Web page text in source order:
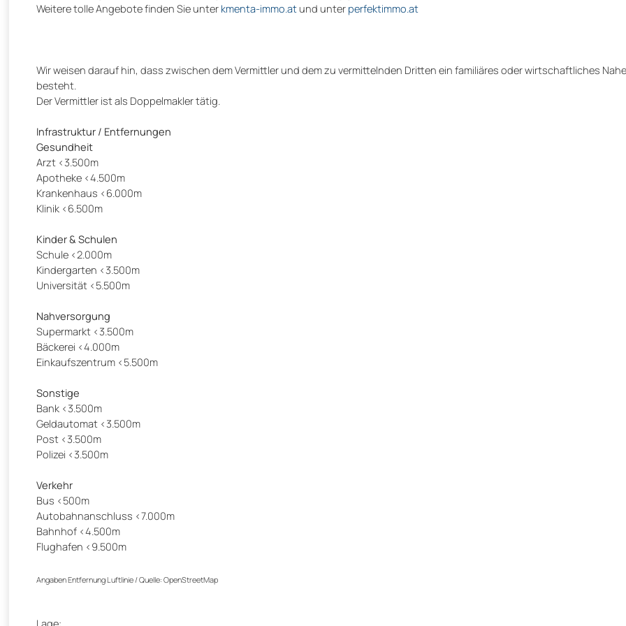
Weitere tolle Angebote finden Sie unter kmenta-immo.atund unter perfektimmo.at
Wir weisen darauf hin, dass zwischen dem Vermittler und dem zu vermittelnden Dritten ein familiäres oder wirtschaftliches
besteht.
Der Vermittler ist als Doppelmakler tätig.
Infrastruktur / Entfernungen
Gesundheit
Arzt <3.500m
Apotheke <4.500m
Krankenhaus <6.000m
Klinik <6.500m
Kinder & Schulen
Schule <2.000m
Kindergarten <3.500m
Universität <5.500m
Nahversorgung
Supermarkt <3.500m
Bäckerei <4.000m
Einkaufszentrum <5.500m
Sonstige
Bank <3.500m
Geldautomat <3.500m
Post <3.500m
Polizei <3.500m
Verkehr
Bus <500m
Autobahnanschluss <7.000m
Bahnhof <4.500m
Flughafen <9.500m
Angaben Entfernung Luftlinie / Quelle: OpenStreetMap
Lage: